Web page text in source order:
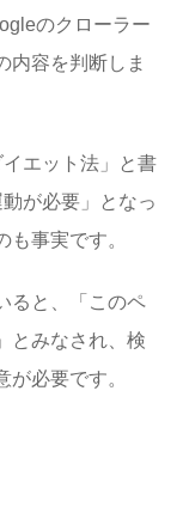
のクローラー
内容を判断しま
エット法」と書
が必要」となっ
事実です。
ると、「このペ
とみなされ、検
必要です。